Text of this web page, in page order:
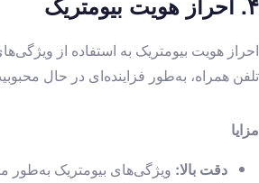
احراز هویت بیومتریک به استفاده از
تلفن همراه، به‌طور فزاینده‌ای در حال
مزایا
دقت بالا: ویژگی‌های بیومتریک به‌طور